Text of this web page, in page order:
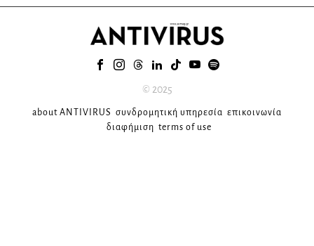
© 2025
about ANTIVIRUS συνδρομητική υπηρεσία επικοινωνία
διαφήμιση terms of use